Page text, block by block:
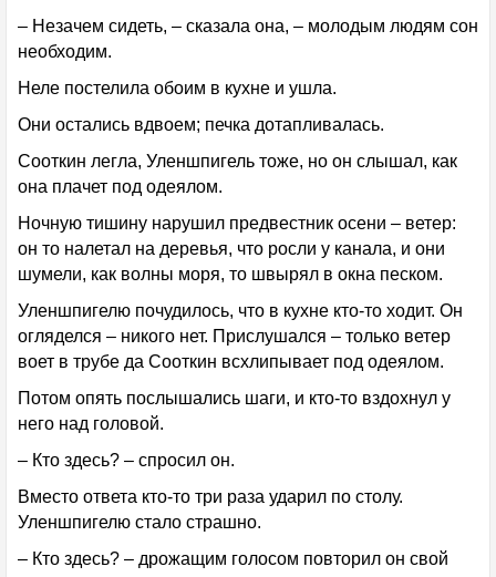
– Незачем сидеть, – сказала она, – молодым людям сон
необходим.
Неле постелила обоим в кухне и ушла.
Они остались вдвоем; печка дотапливалась.
Сооткин легла, Уленшпигель тоже, но он слышал, как
она плачет под одеялом.
Ночную тишину нарушил предвестник осени – ветер:
он то налетал на деревья, что росли у канала, и они
шумели, как волны моря, то швырял в окна песком.
Уленшпигелю почудилось, что в кухне кто-то ходит. Он
огляделся – никого нет. Прислушался – только ветер
воет в трубе да Сооткин всхлипывает под одеялом.
Потом опять послышались шаги, и кто-то вздохнул у
него над головой.
– Кто здесь? – спросил он.
Вместо ответа кто-то три раза ударил по столу.
Уленшпигелю стало страшно.
– Кто здесь? – дрожащим голосом повторил он свой